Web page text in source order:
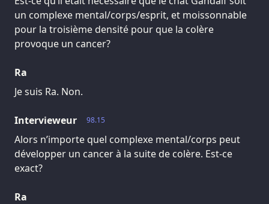
un complexe mental/corps/esprit, et moissonnable
pour la troisième densité pour que la colère
provoque un cancer?
Ra
Je suis Ra. Non.
98.15
Intervieweur
Alors n’importe quel complexe mental/corps peut
développer un cancer à la suite de colère. Est-ce
exact?
Ra